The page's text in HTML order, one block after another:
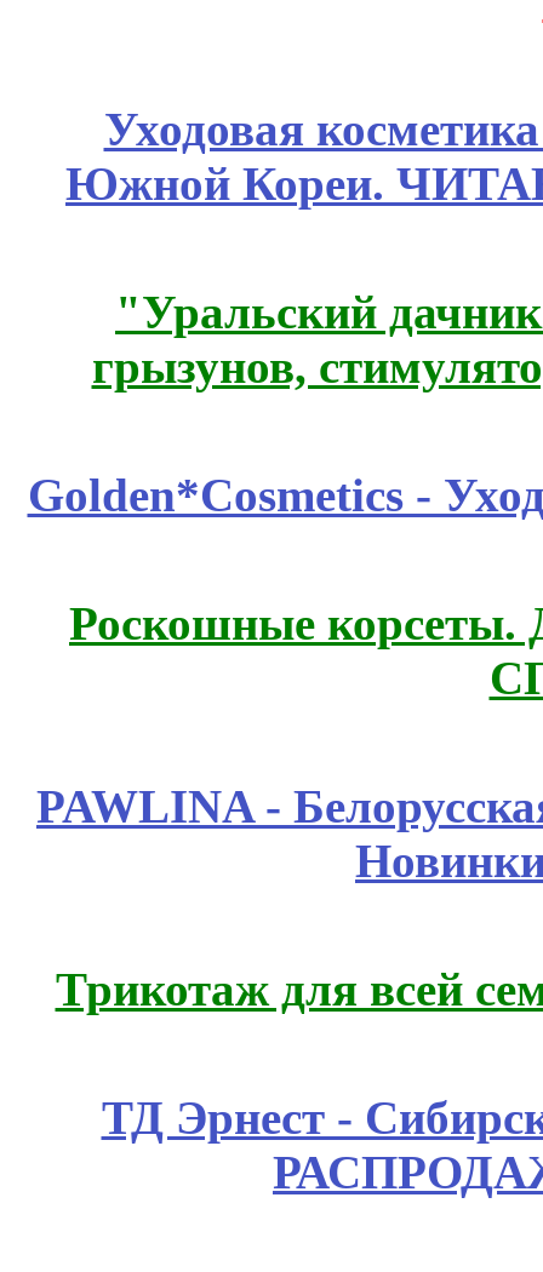
Уходовая
Южной Кореи.
"Уральский
грызунов,
Golden*Cosmetics -
Роскошные корсеты.
PAWLINA -
Трикотаж для всей
ТД Эрнест -